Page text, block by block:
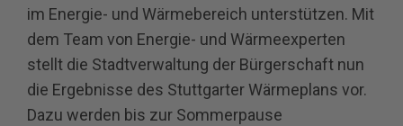
im Energie- und Wärmebereich unterstützen. Mit
dem Team von Energie- und Wärmeexperten
stellt die Stadtverwaltung der Bürgerschaft nun
die Ergebnisse des Stuttgarter Wärmeplans vor.
Dazu werden bis zur Sommerpause